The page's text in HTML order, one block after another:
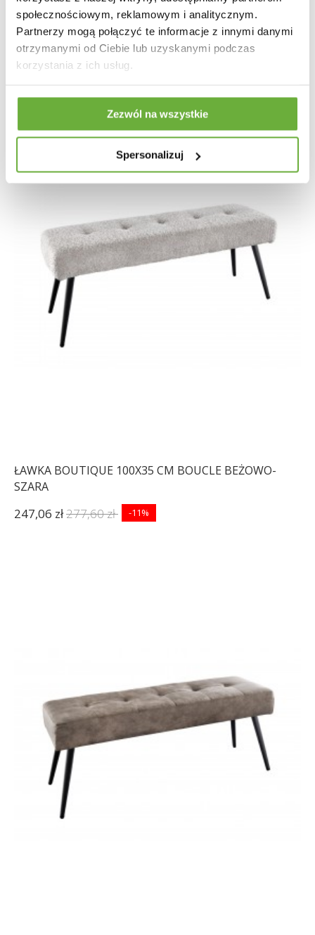
społecznościowym, reklamowym i analitycznym.
Partnerzy mogą połączyć te informacje z innymi danymi
otrzymanymi od Ciebie lub uzyskanymi podczas
korzystania z ich usług.
Zezwól na wszystkie
Spersonalizuj
WELUR
233,54 zł262,40 zł -11%
ŁAWKA BOUTIQUE 100X35 CM BOUCLE BEŻOWO-
SZARA
247,06 zł277,60 zł -11%